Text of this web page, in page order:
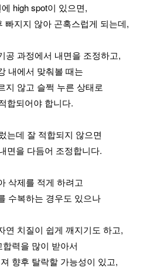
high spot이 있으면,
빠지지 않아 곤혹스럽게 되는데,
공 과정에서 내면을 조정하고,
내에서 맞춰볼 때는
지 않고 슬쩍 누른 상태로
합되어야 합니다.
는데 잘 적합되지 않으면
면을 다듬어 조정합니다.
삭제를 적게 하려고
수복하는 경우도 있으나
연 치질이 쉽게 깨지기도 하고,
합력을 많이 받아서
향후 탈락할 가능성이 있고,